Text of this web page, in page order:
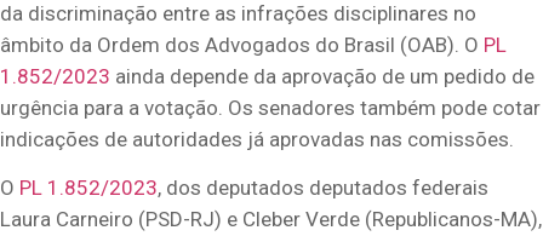
da discriminação entre as infrações disciplinares no
âmbito da Ordem dos Advogados do Brasil (OAB). O PL
1.852/2023 ainda depende da aprovação de um pedido de
urgência para a votação. Os senadores também pode cotar
indicações de autoridades já aprovadas nas comissões.
O PL 1.852/2023, dos deputados deputados federais
Laura Carneiro (PSD-RJ) e Cleber Verde (Republicanos-MA),